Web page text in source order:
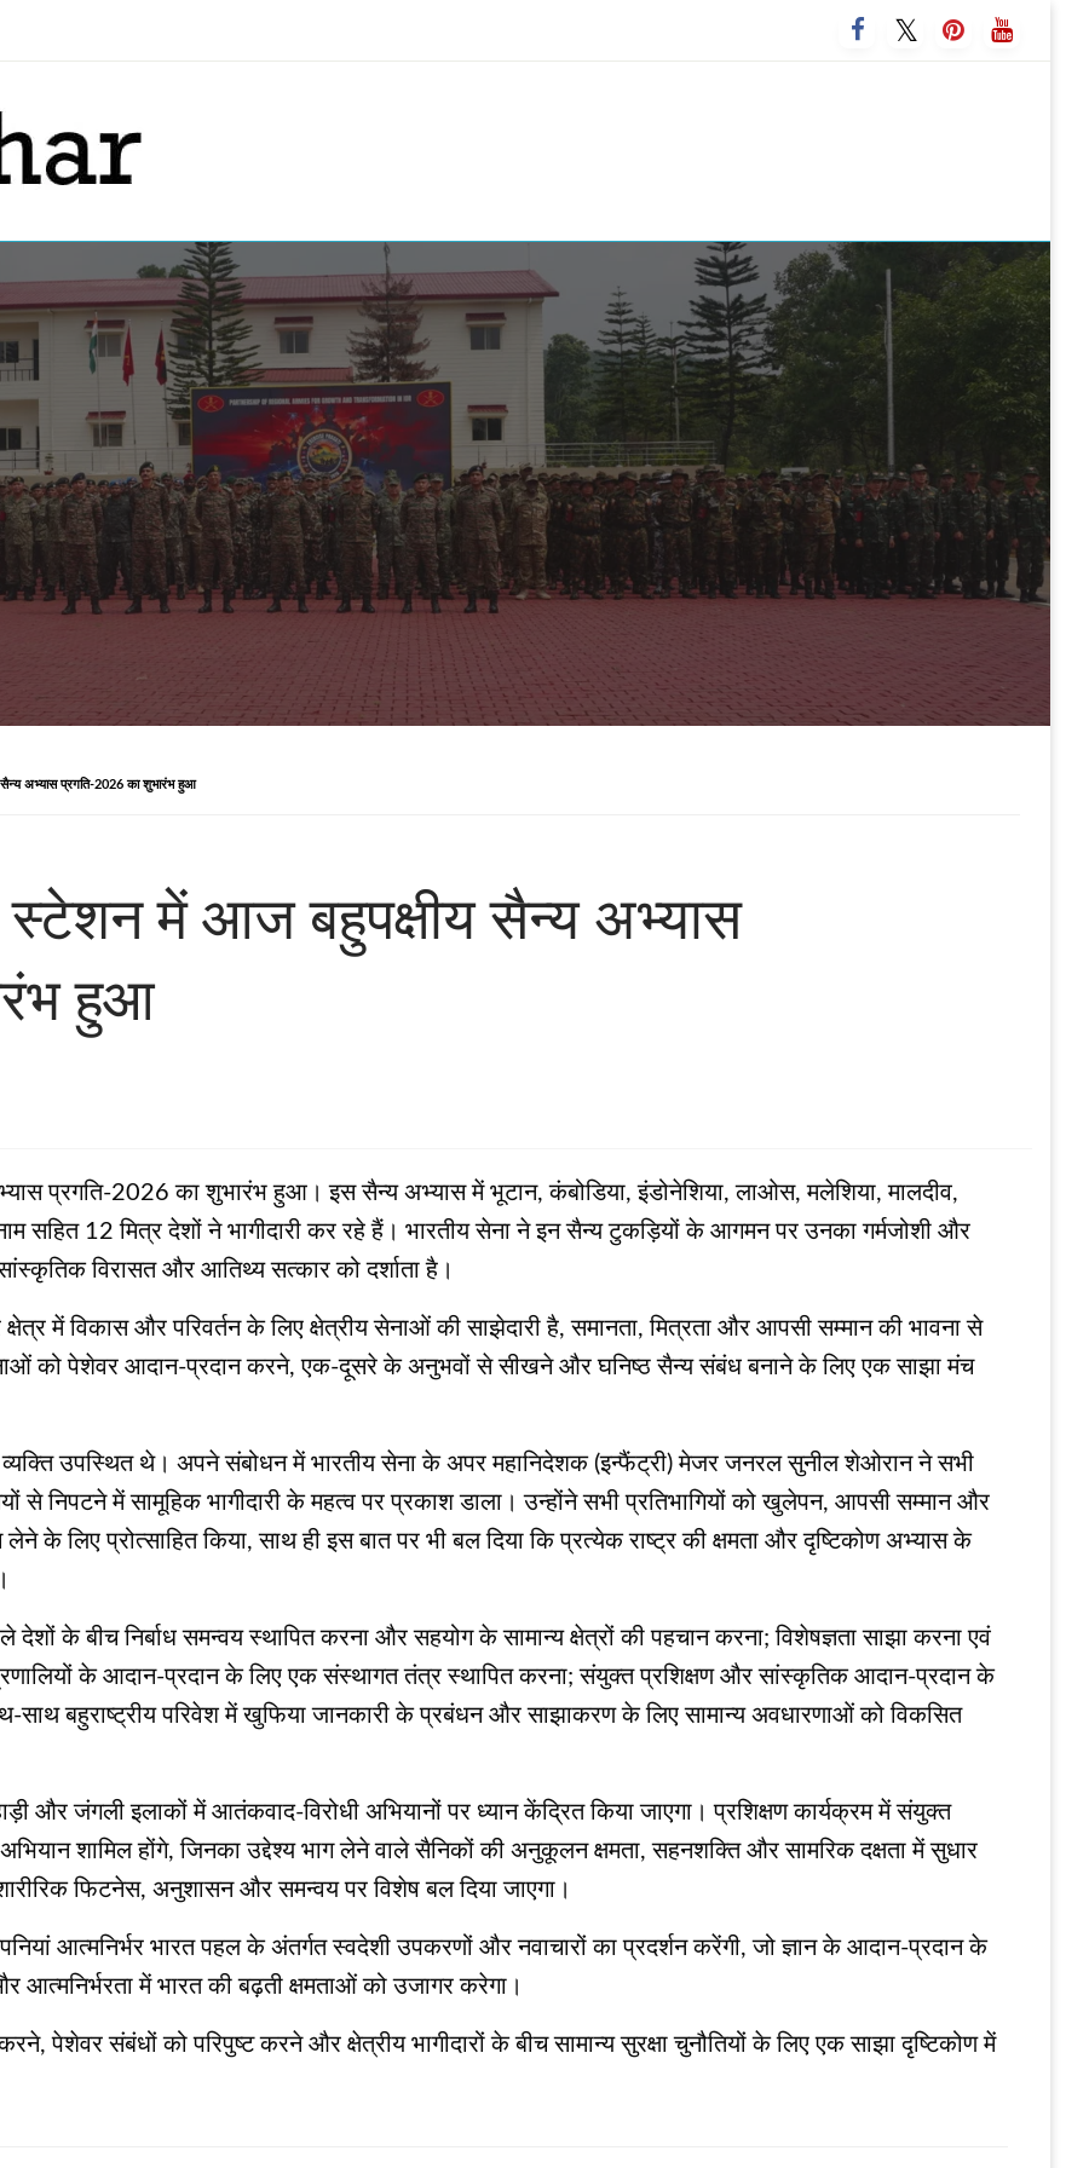
अभ्यास प्रगति-2026 का शुभारंभ हुआ
में आज बहुपक्षीय सैन्य अभ्यास
हुआ
प्रगति-2026 का शुभारंभ हुआ। इस सैन्य अभ्यास में भूटान, कंबोडिया, इंडोनेशिया, लाओस, मलेशिया, मालदीव,
सहित 12 मित्र देशों ने भागीदारी कर रहे हैं। भारतीय सेना ने इन सैन्य टुकड़ियों के आगमन पर उनका गर्मजोशी और
विरासत और आतिथ्य सत्कार को दर्शाता है।
में विकास और परिवर्तन के लिए क्षेत्रीय सेनाओं की साझेदारी है, समानता, मित्रता और आपसी सम्मान की भावना से
को पेशेवर आदान-प्रदान करने, एक-दूसरे के अनुभवों से सीखने और घनिष्ठ सैन्य संबंध बनाने के लिए एक साझा मंच
व्यक्ति उपस्थित थे। अपने संबोधन में भारतीय सेना के अपर महानिदेशक (इन्फैंट्री) मेजर जनरल सुनील शेओरान ने सभी
से निपटने में सामूहिक भागीदारी के महत्व पर प्रकाश डाला। उन्होंने सभी प्रतिभागियों को खुलेपन, आपसी सम्मान और
लिए प्रोत्साहित किया, साथ ही इस बात पर भी बल दिया कि प्रत्येक राष्ट्र की क्षमता और दृष्टिकोण अभ्यास के
के बीच निर्बाध समन्वय स्थापित करना और सहयोग के सामान्य क्षेत्रों की पहचान करना; विशेषज्ञता साझा करना एवं
प्रणालियों के आदान-प्रदान के लिए एक संस्थागत तंत्र स्थापित करना; संयुक्त प्रशिक्षण और सांस्कृतिक आदान-प्रदान के
साथ बहुराष्ट्रीय परिवेश में खुफिया जानकारी के प्रबंधन और साझाकरण के लिए सामान्य अवधारणाओं को विकसित
और जंगली इलाकों में आतंकवाद-विरोधी अभियानों पर ध्यान केंद्रित किया जाएगा। प्रशिक्षण कार्यक्रम में संयुक्त
शामिल होंगे, जिनका उद्देश्य भाग लेने वाले सैनिकों की अनुकूलन क्षमता, सहनशक्ति और सामरिक दक्षता में सुधार
फिटनेस, अनुशासन और समन्वय पर विशेष बल दिया जाएगा।
आत्मनिर्भर भारत पहल के अंतर्गत स्वदेशी उपकरणों और नवाचारों का प्रदर्शन करेंगी, जो ज्ञान के आदान-प्रदान के
आत्मनिर्भरता में भारत की बढ़ती क्षमताओं को उजागर करेगा।
संबंधों को परिपुष्ट करने और क्षेत्रीय भागीदारों के बीच सामान्य सुरक्षा चुनौतियों के लिए एक साझा दृष्टिकोण में